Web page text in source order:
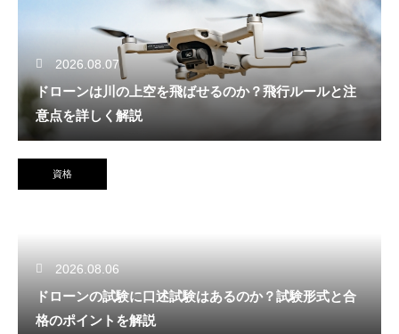
2026.08.07
ドローンは川の上空を飛ばせるのか？飛行ルールと注
意点を詳しく解説
資格
2026.08.06
ドローンの試験に口述試験はあるのか？試験形式と合
格のポイントを解説